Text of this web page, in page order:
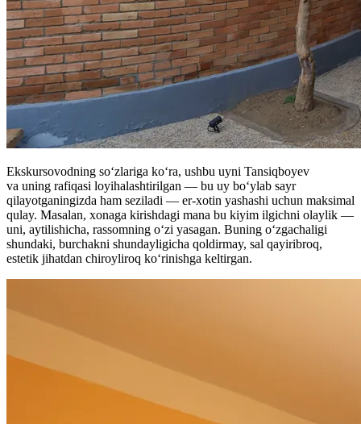
Ekskursovodning soʻzlariga koʻra, ushbu uyni Tansiqboyev
va uning rafiqasi loyihalashtirilgan — bu uy boʻylab sayr
qilayotganingizda ham seziladi — er-xotin yashashi uchun maksimal
qulay. Masalan, xonaga kirishdagi mana bu kiyim ilgichni olaylik —
uni, aytilishicha, rassomning oʻzi yasagan. Buning oʻzgachaligi
shundaki, burchakni shundayligicha qoldirmay, sal qayiribroq,
estetik jihatdan chiroyliroq koʻrinishga keltirgan.